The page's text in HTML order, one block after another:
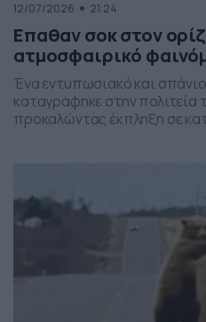
12/07/2026 21:24
Επαθαν σοκ στον
ατμοσφαιρικό
Ένα εντυπωσιακό και
καταγράφηκε στην πολιτεία
προκαλώντας έκπληξη σε
για το φαινόμενο scud –
συνθήκες έντονης υγρασίας
ανατάραξης. Παρότι […]